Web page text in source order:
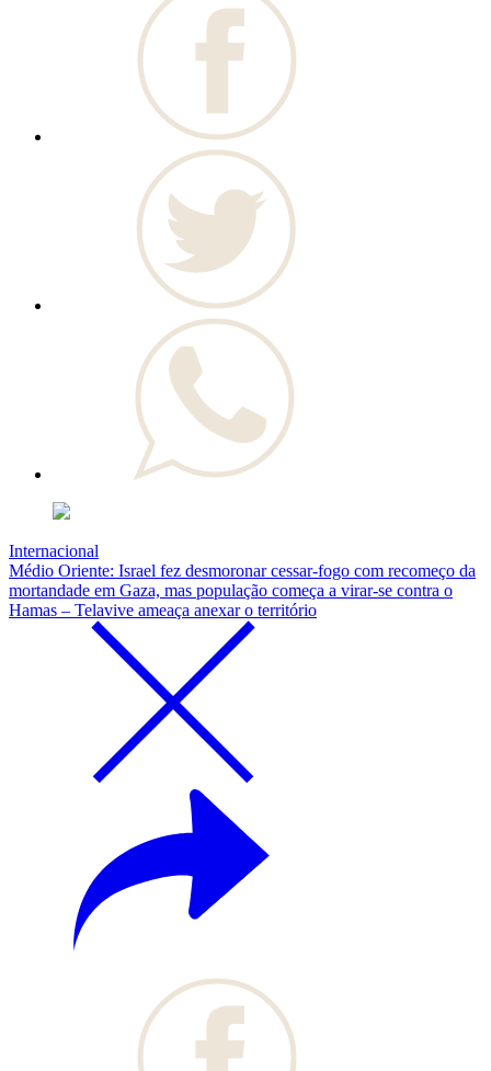
Internacional
Médio Oriente: Israel fez desmoronar cessar-fogo com recomeço da
mortandade em Gaza, mas população começa a virar-se contra o
Hamas – Telavive ameaça anexar o território